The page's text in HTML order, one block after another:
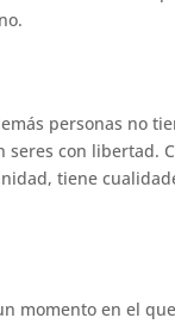
personas no
seres con libertad.
tiene
momento en el